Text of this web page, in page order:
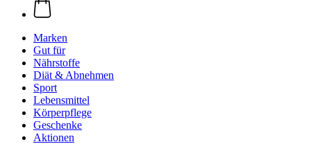
Marken
Gut für
Nährstoffe
Diät & Abnehmen
Sport
Lebensmittel
Körperpflege
Geschenke
Aktionen